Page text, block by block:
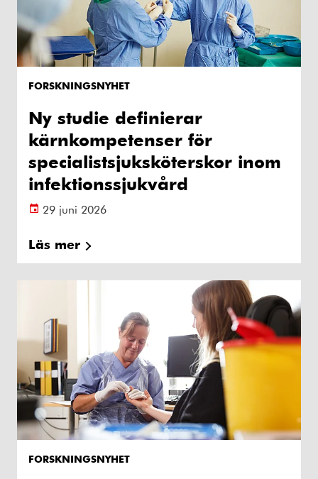
FORSKNINGSNYHET
Ny studie definierar
kärnkompetenser för
specialistsjuksköterskor inom
infektionssjukvård
29 juni 2026
Läs mer
FORSKNINGSNYHET